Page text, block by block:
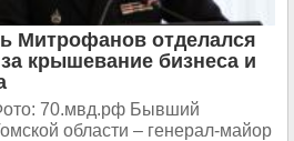
Митрофанов отделался
крышевание бизнеса и
70.мвд.рф Бывший
области – генерал-майор